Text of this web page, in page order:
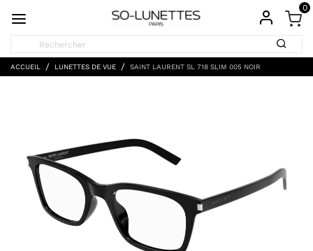
0
ACCUEIL LUNETTES DE VUE SAINT LAURENT SL 718 SLIM 005 NOIR